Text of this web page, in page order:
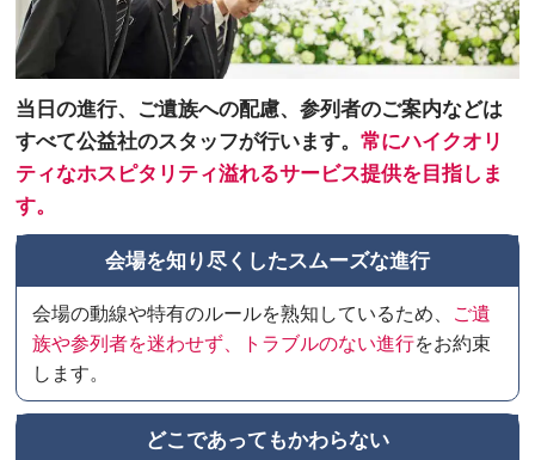
当日の進行、ご遺族への配慮、参列者のご案内などは
すべて公益社のスタッフが行います。常にハイクオリ
ティなホスピタリティ溢れるサービス提供を目指しま
す。
会場を知り尽くしたスムーズな進行
会場の動線や特有のルールを熟知しているため、
ご遺
族や参列者を迷わせず、トラブルのない進行をお約束
します。
どこであってもかわらない